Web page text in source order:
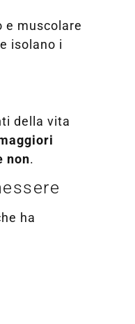
e muscolare
isolano i
della vita
non.
ha